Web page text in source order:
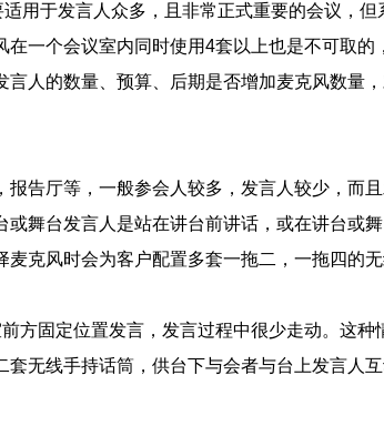
用于发言人众多，且非常正式重要的会议，但
一个会议室内同时使用4套以上也是不可取的
人的数量、预算、后期是否增加麦克风数量
告厅等，一般参会人较多，发言人较少，而
舞台发言人是站在讲台前讲话，或在讲台或
克风时会为客户配置多套一拖二，一拖四的
方固定位置发言，发言过程中很少走动。这种
无线手持话筒，供台下与会者与台上发言人